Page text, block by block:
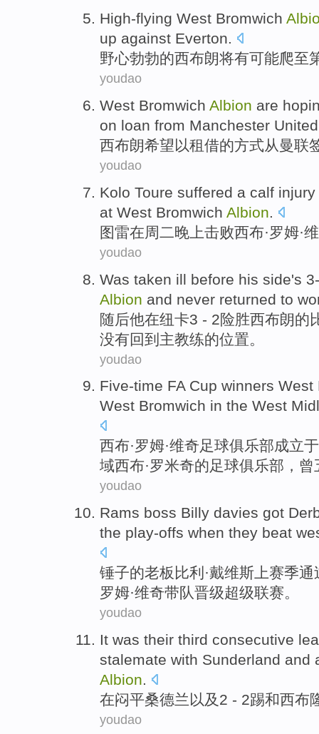
High-flying West Bromwich
up against Everton.
野心勃勃的西布朗将有可能爬至
youdao
West Bromwich Albion are
on loan from Manchester United
西布朗希望 以租借的方式从 曼联
youdao
Kolo Toure suffered a calf injury
at West Bromwich Albion.
图雷在周二晚上击败西布·罗姆·
youdao
Was taken ill before his side's
Albion and never returned to
随后他在纽卡3 - 2险胜西布朗的
没有回到 主教练的位置。
youdao
Five-time FA Cup winners West
West Bromwich in the West
西布·罗姆·维奇足球俱乐部成立
域西布·罗米奇的足球俱乐部，曾
youdao
Rams boss Billy davies got
the play-offs when they beat
锤子的老板 比利 ·戴维斯 上赛季通
罗姆·维奇带队晋级超级联赛。
youdao
It was their third consecutive
stalemate with Sunderland and
Albion.
在闷平桑德兰 以及 2 - 2踢和西布
youdao